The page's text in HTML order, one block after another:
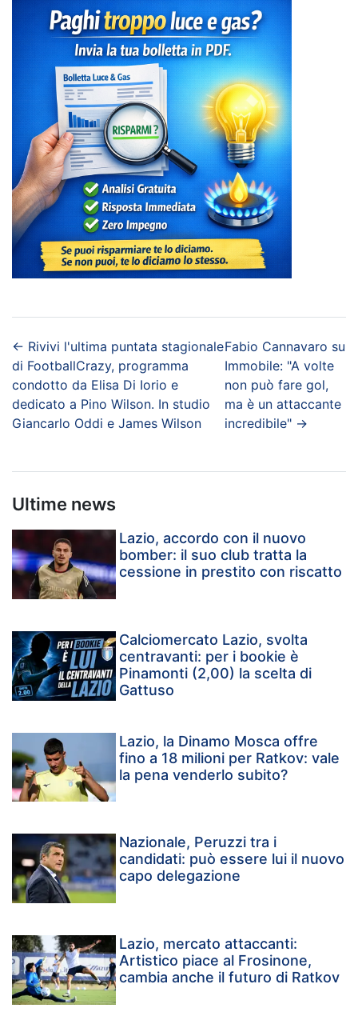
← Rivivi l'ultima puntata stagionale
di FootballCrazy, programma
condotto da Elisa Di Iorio e
dedicato a Pino Wilson. In studio
Giancarlo Oddi e James Wilson
Fabio Cannavaro su
Immobile: "A volte
non può fare gol,
ma è un attaccante
incredibile"→
Ultime news
Lazio, accordo con il nuovo
bomber: il suo club tratta la
cessione in prestito con riscatto
Calciomercato Lazio, svolta
centravanti: per i bookie è
Pinamonti (2,00) la scelta di
Gattuso
Lazio, la Dinamo Mosca offre
fino a 18 milioni per Ratkov: vale
la pena venderlo subito?
Nazionale, Peruzzi tra i
candidati: può essere lui il nuovo
capo delegazione
Lazio, mercato attaccanti:
Artistico piace al Frosinone,
cambia anche il futuro di Ratkov